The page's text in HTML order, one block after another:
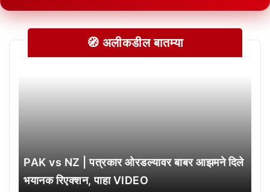
🧭 अलीकडील बातम्या
PAK vs NZ | पत्रकार ओरडल्यावर बाबर आझमने दिले
भयानक रिएक्शन, पाहा VIDEO